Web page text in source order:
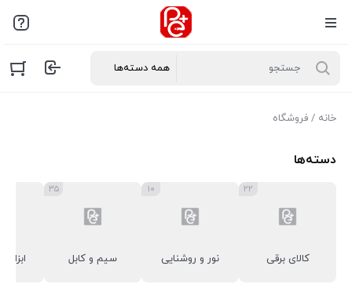
خانه / فروشگاه
دسته‌ها
کالای برقی
۲۲
نور و روشنایی
۱۰
سیم و کابل
۳۵
ابزار